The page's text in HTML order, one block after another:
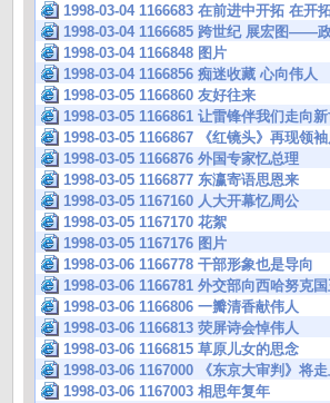
1998-03-04 1166683 在前进中开拓 在
1998-03-04 1166685 跨世纪 展宏图——
1998-03-04 1166848 图片
1998-03-04 1166856 痴迷收藏 心向伟人
1998-03-05 1166860 友好往来
1998-03-05 1166861 让雷锋伴我们走向
1998-03-05 1166867 《红镜头》再现领
1998-03-05 1166876 外国专家忆总理
1998-03-05 1166877 东瀛寄语思恩来
1998-03-05 1167160 人大开幕忆周公
1998-03-05 1167170 花絮
1998-03-05 1167176 图片
1998-03-06 1166778 干部形象也是导向
1998-03-06 1166781 外交部向西哈努克
1998-03-06 1166806 一瓣清香献伟人
1998-03-06 1166813 荧屏诗会悼伟人
1998-03-06 1166815 草原儿女的思念
1998-03-06 1167000 《东京大审判》将
1998-03-06 1167003 相思年复年